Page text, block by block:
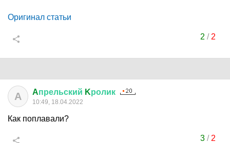
Оригинал статьи
2 / 2
A Aпрельский Kролик
10:49, 18.04.2022
Как поплавали?
3/ 2